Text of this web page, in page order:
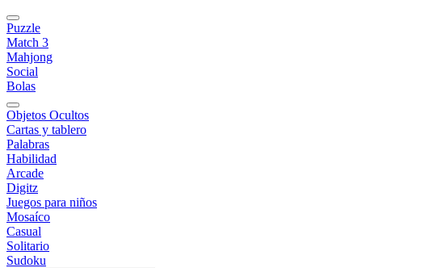
Puzzle
Match 3
Mahjong
Social
Bolas
Objetos Ocultos
Cartas y tablero
Palabras
Habilidad
Arcade
Digitz
Juegos para niños
Mosaíco
Casual
Solitario
Sudoku